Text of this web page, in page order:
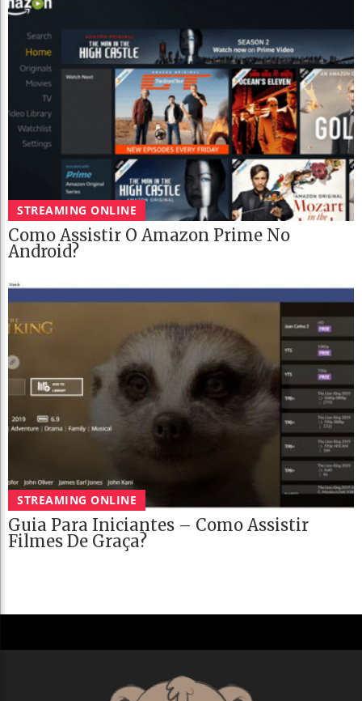
STREAMING ONLINE
Como Assistir O Amazon Prime No
Android?
STREAMING ONLINE
Guia Para Iniciantes – Como Assistir
Filmes De Graça?